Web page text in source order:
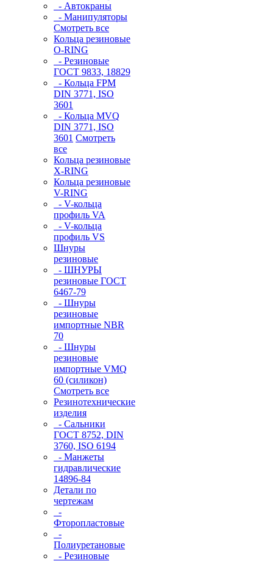
- Автокраны
- Манипуляторы
Смотреть все
Кольца резиновые
O-RING
- Резиновые
ГОСТ 9833, 18829
- Кольца FPM
DIN 3771, ISO
3601
- Кольца MVQ
DIN 3771, ISO
3601 Смотреть
все
Кольца резиновые
Х-RING
Кольца резиновые
V-RING
- V-кольца
профиль VA
- V-кольца
профиль VS
Шнуры
резиновые
- ШНУРЫ
резиновые ГОСТ
6467-79
- Шнуры
резиновые
импортные NBR
70
- Шнуры
резиновые
импортные VMQ
60 (силикон)
Смотреть все
Резинотехнические
изделия
- Сальники
ГОСТ 8752, DIN
3760, ISO 6194
- Манжеты
гидравлические
14896-84
Детали по
чертежам
-
Фторопластовые
-
Полиуретановые
- Резиновые